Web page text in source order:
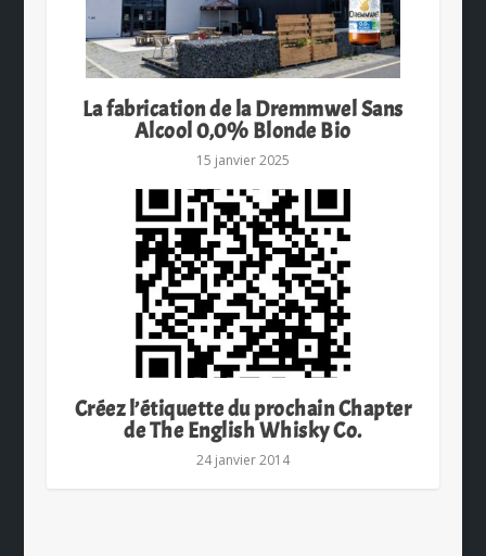
La fabrication de la Dremmwel Sans
Alcool 0,0% Blonde Bio
15 janvier 2025
Créez l’étiquette du prochain Chapter
de The English Whisky Co.
24 janvier 2014